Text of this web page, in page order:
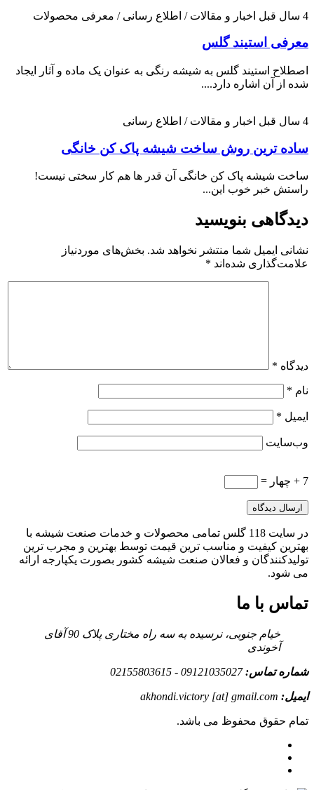
4 سال قبل اخبار و مقالات / اطلاع رسانی / معرفی محصولات
معرفی استیند گلس
اصطلاح استیند گلس به شیشه رنگی به عنوان یک ماده و آثار ایجاد
شده از آن اشاره دارد....
4 سال قبل اخبار و مقالات / اطلاع رسانی
ساده ترین روش ساخت شیشه پاک کن خانگی
ساخت شیشه پاک کن خانگی آن قدر ها هم کار سختی نیست!
راستش خبر خوب این...
دیدگاهی بنویسید
نشانی ایمیل شما منتشر نخواهد شد. بخش‌های موردنیاز
علامت‌گذاری شده‌اند *
دیدگاه *
نام *
ایمیل *
وب‌سایت
7 + چهار =
در سایت 118 گلس تمامی محصولات و خدمات صنعت شیشه با
بهترین کیفیت و مناسب ترین قیمت توسط بهترین و مجرب ترین
تولیدکنندگان و فعالان صنعت شیشه کشور بصورت یکپارجه ارائه
می شود.
تماس با ما
خیام جنوبی، نرسیده به سه راه مختاری پلاک 90 آقای
آخوندی
شماره تماس:09121035027 - 02155803615
ایمیل: akhondi.victory [at] gmail.com
تمام حقوق محفوظ می باشد.